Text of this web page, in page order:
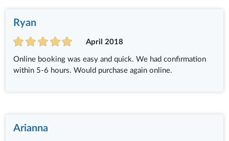
Ryan
April 2018
Online booking was easy and quick. We had confirmation
within 5-6 hours. Would purchase again online.
Arianna